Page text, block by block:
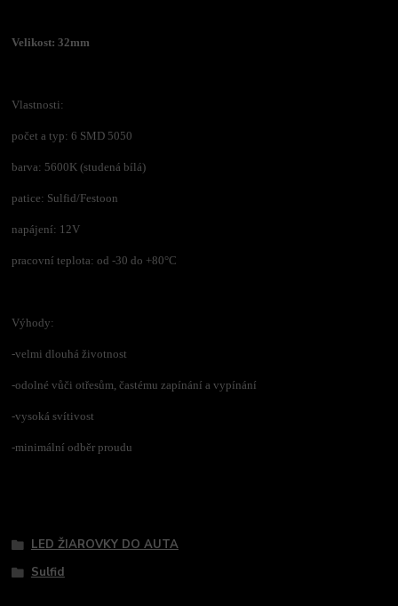
Velikost: 32mm
Vlastnosti:
počet a typ: 6 SMD 5050
barva: 5600K (studená bílá)
patice: Sulfid/Festoon
napájení: 12V
pracovní teplota: od -30 do +80°C
Výhody:
-velmi dlouhá životnost
-odolné vůči otřesům, častému zapínání a vypínání
-vysoká svítivost
-minimální odběr proudu
LED ŽIAROVKY DO AUTA
Sulfid